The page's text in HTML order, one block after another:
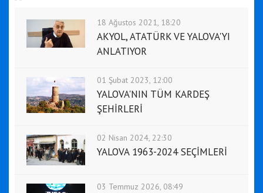
18 Ağustos 2021, 18:20
AKYOL, ATATÜRK VE YALOVA'YI
ANLATIYOR
01 Şubat 2023, 12:00
YALOVA'NIN TÜM KARDEŞ
ŞEHİRLERİ
02 Nisan 2024, 22:30
YALOVA 1963-2024 SEÇİMLERİ
03 Temmuz 2026, 08:49